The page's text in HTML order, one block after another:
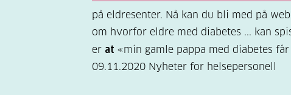
på eldresenter. Nå kan du bli med på
om hvorfor eldre med diabetes ... kan
er at «min gamle pappa med diabetes
09.11.2020 Nyheter for helsepersonell